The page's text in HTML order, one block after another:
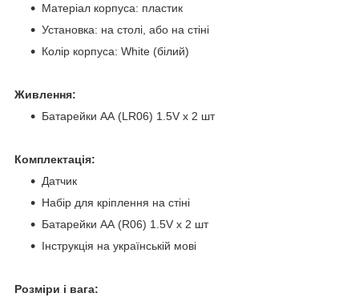
Матеріал корпуса: пластик
Установка: на столі, або на стіні
Колір корпуса: White (білий)
Живлення:
Батарейки AА (LR06) 1.5V х 2 шт
Комплектація:
Датчик
Набір для кріплення на стіні
Батарейки AА (R06) 1.5V х 2 шт
Інструкція на українській мові
Розміри і вага: